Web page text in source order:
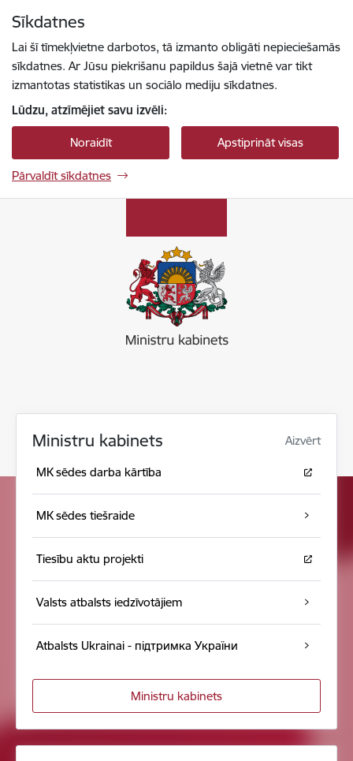
Sīkdatnes
Lai šī tīmekļvietne darbotos, tā izmanto obligāti nepieciešamās
sīkdatnes. Ar Jūsu piekrišanu papildus šajā vietnē var tikt
izmantotas statistikas un sociālo mediju sīkdatnes.
Lūdzu, atzīmējiet savu izvēli:
Noraidīt Apstiprināt visas
Pārvaldīt sīkdatnes
Ministru kabinets Aizvērt
MK sēdes darba kārtība
MK sēdes tiešraide
Tiesību aktu projekti
Valsts atbalsts iedzīvotājiem
Atbalsts Ukrainai - підтримка України
Ministru kabinets